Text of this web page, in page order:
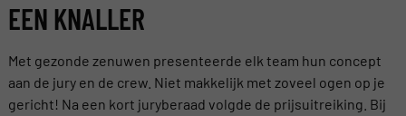
EEN KNALLER
Met gezonde zenuwen presenteerde elk team hun concept
aan de jury en de crew. Niet makkelijk met zoveel ogen op je
gericht! Na een kort juryberaad volgde de prijsuitreiking. Bij